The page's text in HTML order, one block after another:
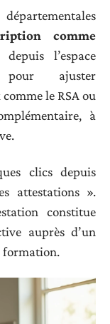
comme
l’espace
ajuster
le RSA ou
à
clics depuis
attestations ».
constitue
auprès d’un
formation.